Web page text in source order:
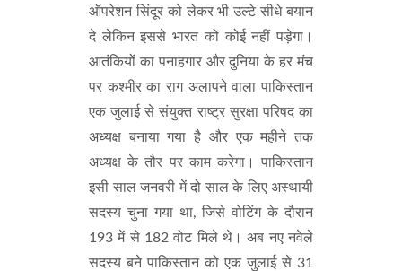
ऑपरेशन सिंदूर को लेकर भी उल्टे सीधे बयान
दे लेकिन इससे भारत को कोई नहीं पड़ेगा।
आतंकियों का पनाहगार और दुनिया के हर मंच
पर कश्मीर का राग अलापने वाला पाकिस्तान
एक जुलाई से संयुक्त राष्ट्र सुरक्षा परिषद का
अध्यक्ष बनाया गया है और एक महीने तक
अध्यक्ष के तौर पर काम करेगा। पाकिस्तान
इसी साल जनवरी में दो साल के लिए अस्थायी
सदस्य चुना गया था, जिसे वोटिंग के दौरान
193 में से 182 वोट मिले थे। अब नए नवेले
सदस्य बने पाकिस्तान को एक जुलाई से 31